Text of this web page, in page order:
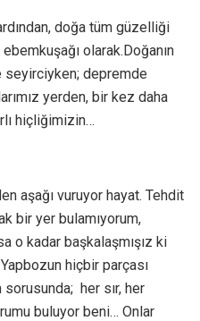
doğa tüm güzelliği
olarak.Doğanın
seyirciyken; depremde
yerden, bir kez daha
hiçliğimizin…
aşağı vuruyor hayat. Tehdit
bir yer bulamıyorum,
o kadar başkalaşmışız ki
hiçbir parçası
her sır, her
buluyor beni… Onlar